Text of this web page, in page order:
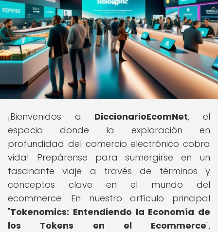
¡Bienvenidos a DiccionarioEcomNet, el
espacio donde la exploración en
profundidad del comercio electrónico cobra
vida! Prepárense para sumergirse en un
fascinante viaje a través de términos y
conceptos clave en el mundo del
ecommerce. En nuestro artículo principal
"Tokenomics: Entendiendo la Economía de
los Tokens en el Ecommerce",